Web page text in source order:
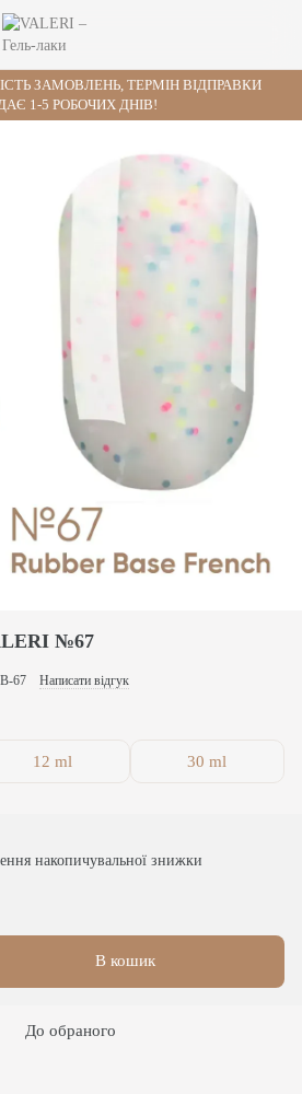
ЗАМОВЛЕНЬ, ТЕРМІН ВІДПРАВКИ
1-5 РОБОЧИХ ДНІВ!
№67
67 Написати відгук
12 ml 30 ml
В кошик
накопичувальної знижки
До обраного